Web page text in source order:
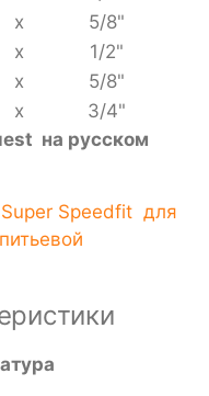
x
5/8"
x
1/2"
x
5/8"
x
3/4"
на русском
Speedfit для